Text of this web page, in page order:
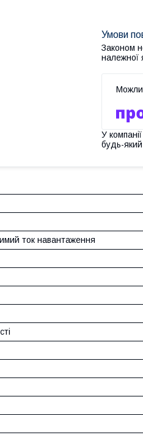
Законом
належної
У
будь-
ток навантаження